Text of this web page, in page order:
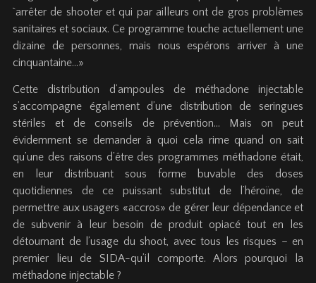
`arrêter de shooter et qui par ailleurs ont de gros problèmes
sanitaires et sociaux. Ce programme touche actuellement une
dizaine de personnes, mais nous espérons arriver à une
cinquantaine…»
Cette distribution d’ampoules de méthadone injectable
s’accompagne également d’une distribution de seringues
stériles et de conseils de prévention… Mais on peut
évidemment se demander à quoi cela rime quand on sait
qu’une des raisons d’être des programmes méthadone était,
en leur distribuant sous forme buvable des doses
quotidiennes de ce puissant substitut de l’héroïne, de
permettre aux usagers «accros» de gérer leur dépendance et
de subvenir à leur besoin de produit opiacé tout en les
détournant de l’usage du shoot, avec tous les risques – en
premier lieu de SIDA-qu’il comporte. Alors pourquoi la
méthadone injectable ?